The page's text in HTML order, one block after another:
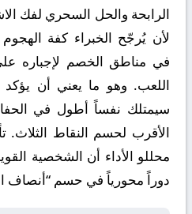
الرابحة والحل السحري لفك
لأن يُرجّح الخبراء كفة
في مناطق الخصم لإجباره
اللعب. وهو ما يعني أن يؤكد
سيمتلك نفساً أطول في
الأقرب لحسم النقاط
محللو الأداء أن الشخصية
دوراً محورياً في حسم “أنصاف